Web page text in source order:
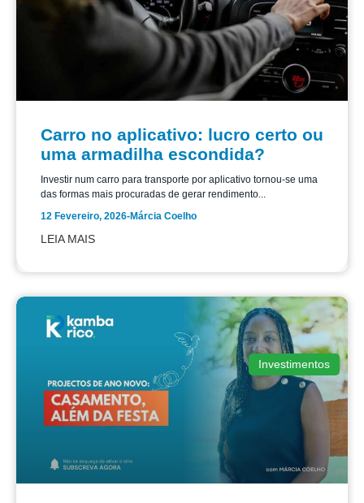
Carro no aplicativo: lucro certo ou
uma armadilha escondida?
Investir num carro para transporte por aplicativo tornou-se uma
das formas mais procuradas de gerar rendimento...
12 Fevereiro, 2026-Márcia Coelho
LEIA MAIS
Investimentos